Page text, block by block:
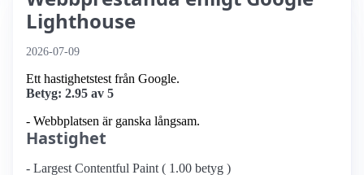
Lighthouse
2026-07-09
Ett hastighetstest från Google.
Betyg: 2.95 av 5
- Webbplatsen är ganska långsam.
Hastighet
- Largest Contentful Paint ( 1.00 betyg )